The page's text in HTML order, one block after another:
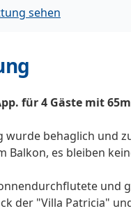
sehen
für 4 Gäste mit
wurde behaglich und
Balkon, es bleiben
und
der "Villa Patricia"